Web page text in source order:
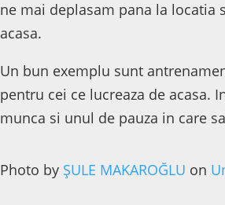
ne mai deplasam pana la locatia
acasa.
Un bun exemplu sunt
pentru cei ce lucreaza de acasa.
munca si unul de pauza in care
Photo by ŞULE MAKAROĞLU on